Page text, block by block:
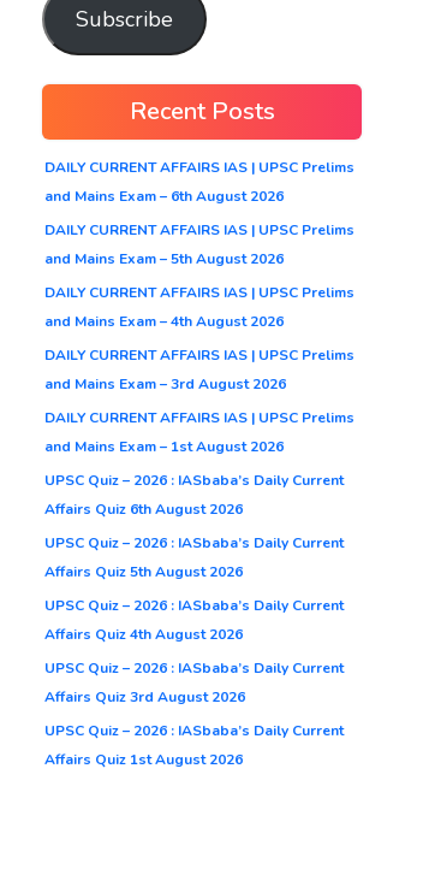
Subscribe
Recent Posts
DAILY CURRENT AFFAIRS IAS | UPSC Prelims
and Mains Exam – 6th August 2026
DAILY CURRENT AFFAIRS IAS | UPSC Prelims
and Mains Exam – 5th August 2026
DAILY CURRENT AFFAIRS IAS | UPSC Prelims
and Mains Exam – 4th August 2026
DAILY CURRENT AFFAIRS IAS | UPSC Prelims
and Mains Exam – 3rd August 2026
DAILY CURRENT AFFAIRS IAS | UPSC Prelims
and Mains Exam – 1st August 2026
UPSC Quiz – 2026 : IASbaba’s Daily Current
Affairs Quiz 6th August 2026
UPSC Quiz – 2026 : IASbaba’s Daily Current
Affairs Quiz 5th August 2026
UPSC Quiz – 2026 : IASbaba’s Daily Current
Affairs Quiz 4th August 2026
UPSC Quiz – 2026 : IASbaba’s Daily Current
Affairs Quiz 3rd August 2026
UPSC Quiz – 2026 : IASbaba’s Daily Current
Affairs Quiz 1st August 2026